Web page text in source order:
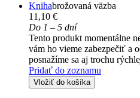
Knihabrožovaná väzba
11,10 €
Do 1 – 5 dní
Tento produkt momentálne
vám ho vieme zabezpečiť a
posnažíme sa aj trochu
Pridať do zoznamu
Vložiť do košíka